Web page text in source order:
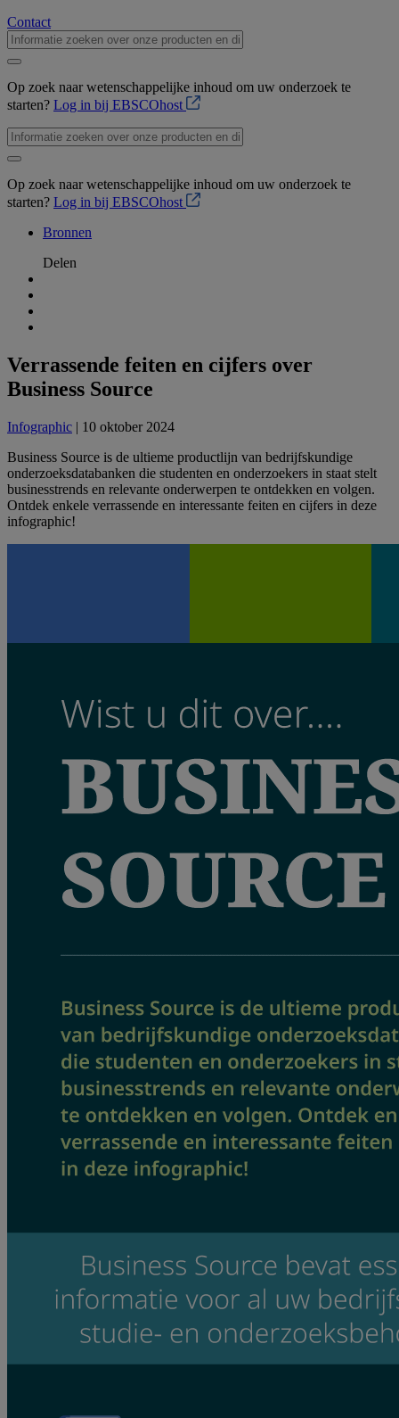
Contact
Op zoek naar wetenschappelijke inhoud om uw onderzoek te
starten? Log in bij EBSCOhost
Op zoek naar wetenschappelijke inhoud om uw onderzoek te
starten? Log in bij EBSCOhost
Bronnen
Delen
Verrassende feiten en cijfers over
Business Source
Infographic | 10 oktober 2024
Business Source is de ultieme productlijn van bedrijfskundige
onderzoeksdatabanken die studenten en onderzoekers in staat stelt
businesstrends en relevante onderwerpen te ontdekken en volgen.
Ontdek enkele verrassende en interessante feiten en cijfers in deze
infographic!